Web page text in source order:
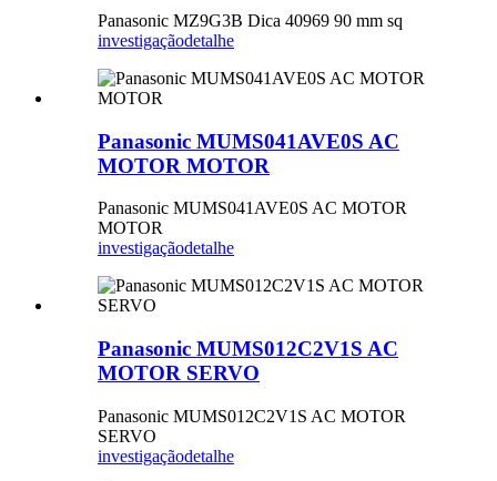
Panasonic MZ9G3B Dica 40969 90 mm sq
investigaçãodetalhe
Panasonic MUMS041AVE0S AC
MOTOR MOTOR
Panasonic MUMS041AVE0S AC MOTOR
MOTOR
investigaçãodetalhe
Panasonic MUMS012C2V1S AC
MOTOR SERVO
Panasonic MUMS012C2V1S AC MOTOR
SERVO
investigaçãodetalhe